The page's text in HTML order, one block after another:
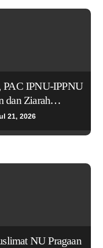
PAC IPNU-IPPNU
dan Ziarah
21, 2026
NU Pragaan